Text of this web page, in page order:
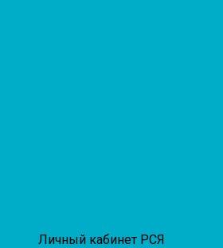
Личный кабинет РСЯ